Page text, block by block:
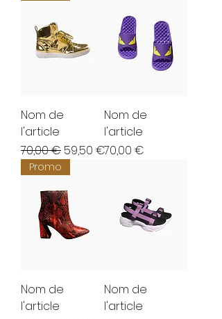
Nom de
l'article
Prix original
70,00 € Prix promotionnel
59,50 €
Nom de
l'article
Prix
70,00 €
Promo
Nom de
l'article
Nom de
l'article